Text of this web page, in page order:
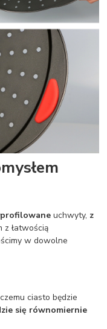
uchwyty, z
z łatwością
w dowolne
ciasto będzie
się równomiernie